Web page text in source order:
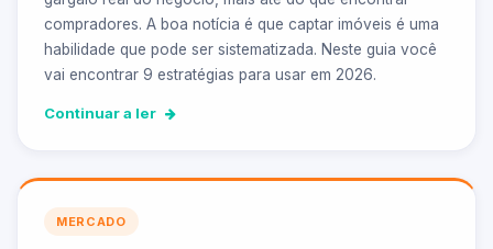
compradores. A boa notícia é que captar imóveis é uma
habilidade que pode ser sistematizada. Neste guia você
vai encontrar 9 estratégias para usar em 2026.
Continuar a ler
MERCADO